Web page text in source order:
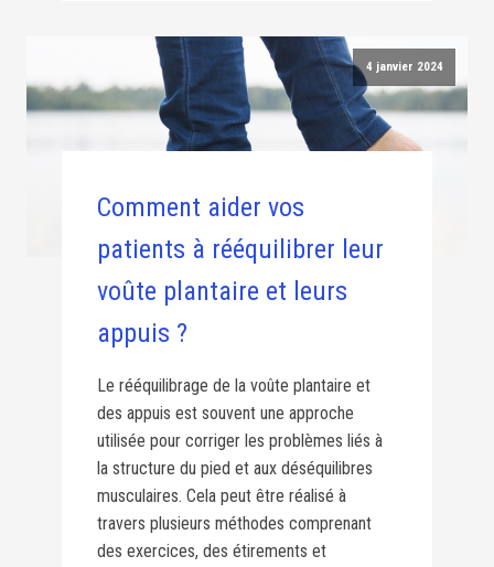
4 janvier 2024
Comment aider vos
patients à rééquilibrer leur
voûte plantaire et leurs
appuis ?
Le rééquilibrage de la voûte plantaire et
des appuis est souvent une approche
utilisée pour corriger les problèmes liés à
la structure du pied et aux déséquilibres
musculaires. Cela peut être réalisé à
travers plusieurs méthodes comprenant
des exercices, des étirements et